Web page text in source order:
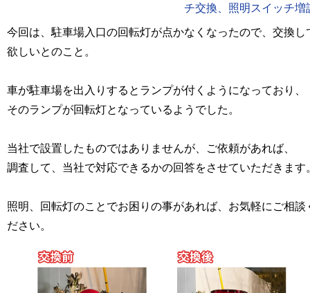
チ交換、照明スイッチ増
今回は、駐車場入口の回転灯が点かなくなったので、交換し
欲しいとのこと。
車が駐車場を出入りするとランプが付くようになっており、
そのランプが回転灯となっているようでした。
当社で設置したものではありませんが、ご依頼があれば、
調査して、当社で対応できるかの回答をさせていただきます
照明、回転灯のことでお困りの事があれば、お気軽にご相談
ださい。